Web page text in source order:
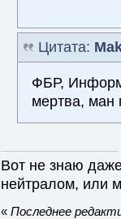
Цитата:
ФБР,
мертва, ман
Вот не знаю
нейтралом, или
« Последнее